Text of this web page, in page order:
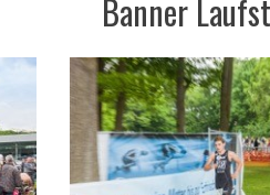
Banner